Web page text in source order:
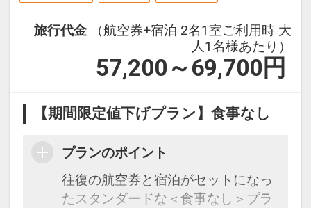
旅行代金
（航空券+宿泊 2名1室ご利用時 大
人1名様あたり）
57,200～69,700 円
【期間限定値下げプラン】食事なし
プランのポイント
往復の航空券と宿泊がセットになっ
たスタンダードな＜食事なし＞プラ